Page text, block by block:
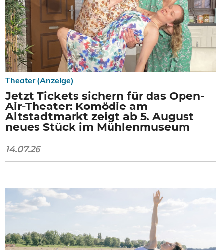
Theater (Anzeige)
Jetzt Tickets sichern für das Open-
Air-Theater: Komödie am
Altstadtmarkt zeigt ab 5. August
neues Stück im Mühlenmuseum
14.07.26